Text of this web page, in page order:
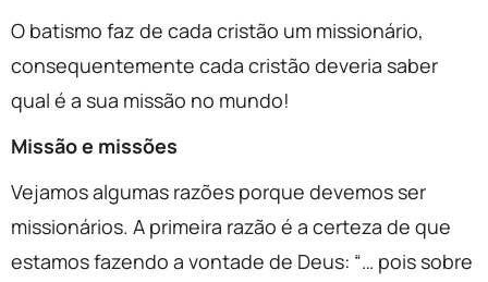
O batismo faz de cada cristão um missionário,
consequentemente cada cristão deveria saber
qual é a sua missão no mundo!
Missão e missões
Vejamos algumas razões porque devemos ser
missionários. A primeira razão é a certeza de que
estamos fazendo a vontade de Deus: “… pois sobre